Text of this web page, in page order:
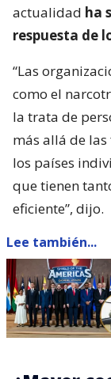
actualidad ha
respuesta de
“Las
como el
la trata de
más allá de
los países
que tienen
eficiente”, dijo.
Lee también...